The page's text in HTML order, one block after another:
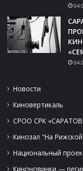
Новости
Киновертикаль
СРОО СРК
Кинозал "На
Национальный
Киноновинки —